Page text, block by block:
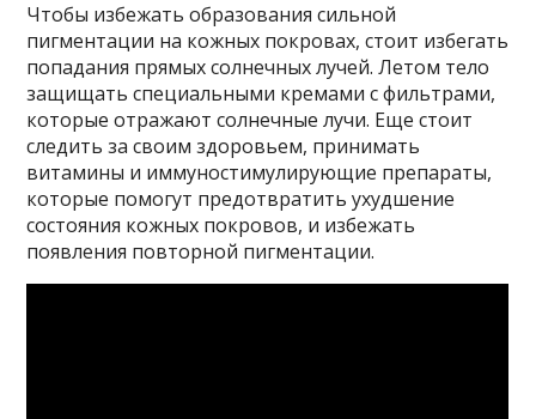
Чтобы избежать образования сильной
пигментации на кожных покровах, стоит избегать
попадания прямых солнечных лучей. Летом тело
защищать специальными кремами с фильтрами,
которые отражают солнечные лучи. Еще стоит
следить за своим здоровьем, принимать
витамины и иммуностимулирующие препараты,
которые помогут предотвратить ухудшение
состояния кожных покровов, и избежать
появления повторной пигментации.